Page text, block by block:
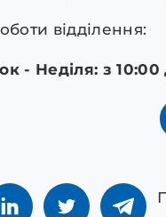
відділення:
- Неділя: з 10:00